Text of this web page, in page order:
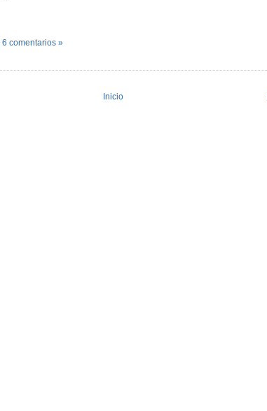
6 comentarios »
Inicio